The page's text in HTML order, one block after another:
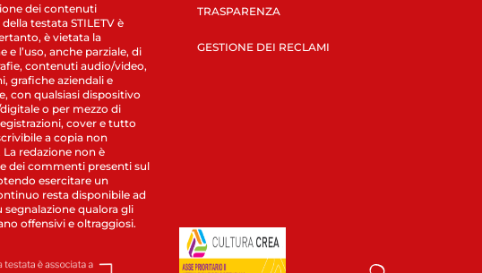
dei contenuti
testata STILETV è
è vietata la
e l’uso, anche parziale, di
contenuti audio/video,
grafiche aziendali e
con qualsiasi dispositivo
o per mezzo di
cover e tutto
a copia non
redazione non è
dei commenti presenti sul
esercitare un
resta disponibile ad
segnalazione qualora gli
offensivi e oltraggiosi.
TRASPARENZA
GESTIONE DEI RECLAMI